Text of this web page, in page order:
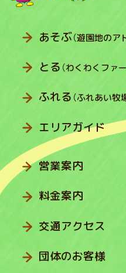
あそぶ（遊園地のア
とる （わくわくファ
ふれる （ふれあい牧
エリアガイド
営業案内
料金案内
交通アクセス
団体のお客様